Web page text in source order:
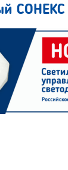
СОНЕКС